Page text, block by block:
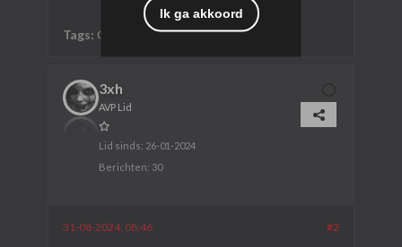
Tags: Geen
3xh
AVP Lid
Lid sinds: 26-01-2024
Berichten: 30
#2
31-08-2024, 08:46
Ik ga akkoord